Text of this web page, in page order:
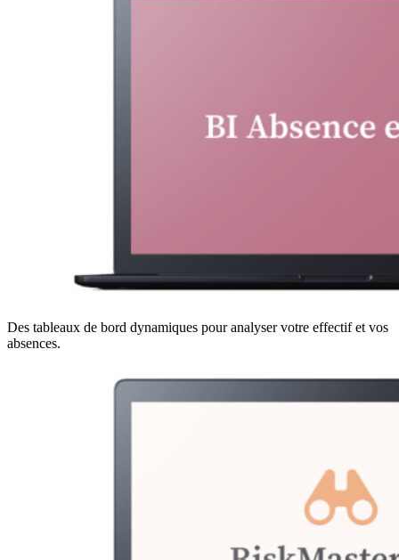
Des tableaux de bord dynamiques pour analyser votre effectif et vos
absences.